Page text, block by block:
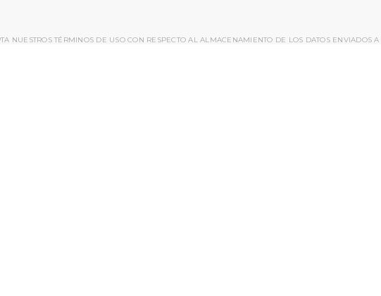
NUESTROS TÉRMINOS DE USO CON RESPECTO AL ALMACENAMIENTO DE LOS DATOS ENVIADOS